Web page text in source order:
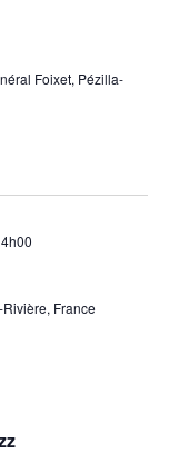
Foixet, Pézilla-
France